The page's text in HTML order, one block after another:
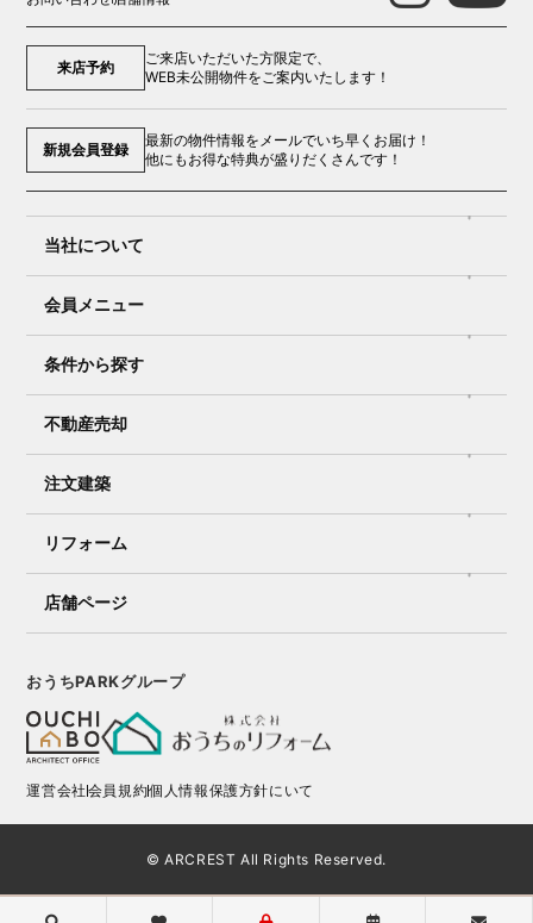
来店予約
ご来店いただいた方限定で、
WEB未公開物件をご案内いたします！
新規会員登録
最新の物件情報をメールでいち早くお届け！
他にもお得な特典が盛りだくさんです！
当社について
会員メニュー
条件から探す
不動産売却
注文建築
リフォーム
店舗ページ
おうちPARKグループ
運営会社会員規約個人情報保護方針にいて
© ARCREST All Rights Reserved.